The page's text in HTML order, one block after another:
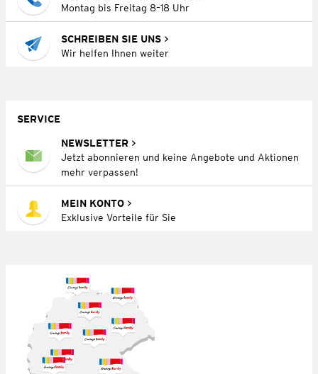
Montag bis Freitag 8–18 Uhr
SCHREIBEN SIE UNS
Wir helfen Ihnen weiter
SERVICE
NEWSLETTER
Jetzt abonnieren und keine Angebote und Aktionen
mehr verpassen!
MEIN KONTO
Exklusive Vorteile für Sie